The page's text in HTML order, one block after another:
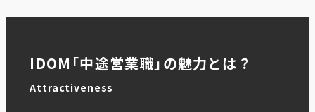
IDOM「中途営業職」の魅力とは？
Attractiveness